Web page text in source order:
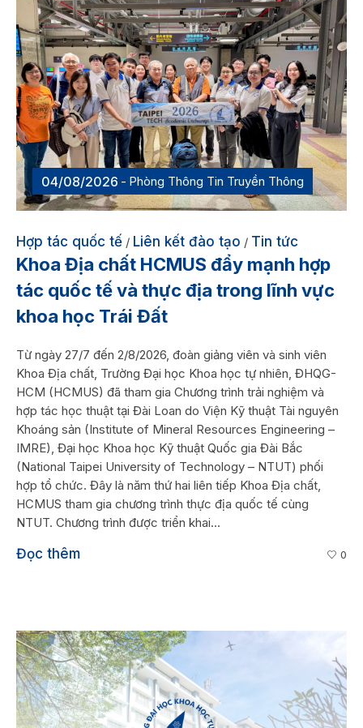
04/08/2026 Phòng Thông Tin Truyền Thông
Hợp tác quốc tế / Liên kết đào tạo / Tin tức
Khoa Địa chất HCMUS đẩy mạnh hợp
tác quốc tế và thực địa trong lĩnh vực
khoa học Trái Đất
Từ ngày 27/7 đến 2/8/2026, đoàn giảng viên và sinh viên
Khoa Địa chất, Trường Đại học Khoa học tự nhiên, ĐHQG-
HCM (HCMUS) đã tham gia Chương trình trải nghiệm và
hợp tác học thuật tại Đài Loan do Viện Kỹ thuật Tài nguyên
Khoáng sản (Institute of Mineral Resources Engineering –
IMRE), Đại học Khoa học Kỹ thuật Quốc gia Đài Bắc
(National Taipei University of Technology – NTUT) phối
hợp tổ chức. Đây là năm thứ hai liên tiếp Khoa Địa chất,
HCMUS tham gia chương trình thực địa quốc tế cùng
NTUT. Chương trình được triển khai...
Đọc thêm 0